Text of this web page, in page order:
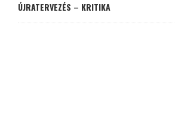
ÚJRATERVEZÉS – KRITIKA